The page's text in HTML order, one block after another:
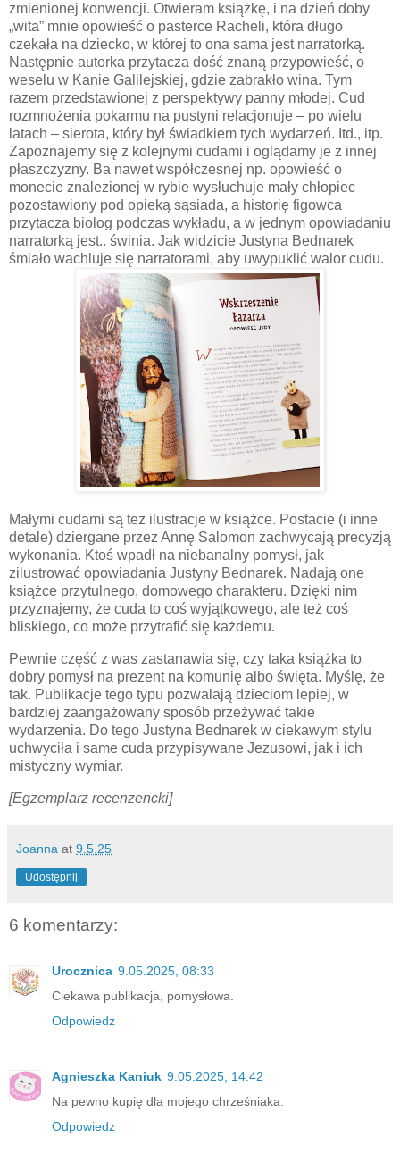
zmienionej konwencji. Otwieram książkę, i na dzień doby
„wita” mnie opowieść o pasterce Racheli, która długo
czekała na dziecko, w której to ona sama jest narratorką.
Następnie autorka przytacza dość znaną przypowieść, o
weselu w Kanie Galilejskiej, gdzie zabrakło wina. Tym
razem przedstawionej z perspektywy panny młodej. Cud
rozmnożenia pokarmu na pustyni relacjonuje – po wielu
latach – sierota, który był świadkiem tych wydarzeń. Itd., itp.
Zapoznajemy się z kolejnymi cudami i oglądamy je z innej
płaszczyzny. Ba nawet współczesnej np. opowieść o
monecie znalezionej w rybie wysłuchuje mały chłopiec
pozostawiony pod opieką sąsiada, a historię figowca
przytacza biolog podczas wykładu, a w jednym opowiadaniu
narratorką jest.. świnia. Jak widzicie Justyna Bednarek
śmiało wachluje się narratorami, aby uwypuklić walor cudu.
Małymi cudami są tez ilustracje w książce. Postacie (i inne
detale) dziergane przez Annę Salomon zachwycają precyzją
wykonania. Ktoś wpadł na niebanalny pomysł, jak
zilustrować opowiadania Justyny Bednarek. Nadają one
książce przytulnego, domowego charakteru. Dzięki nim
przyznajemy, że cuda to coś wyjątkowego, ale też coś
bliskiego, co może przytrafić się każdemu.
Pewnie część z was zastanawia się, czy taka książka to
dobry pomysł na prezent na komunię albo święta. Myślę, że
tak. Publikacje tego typu pozwalają dzieciom lepiej, w
bardziej zaangażowany sposób przeżywać takie
wydarzenia. Do tego Justyna Bednarek w ciekawym stylu
uchwyciła i same cuda przypisywane Jezusowi, jak i ich
mistyczny wymiar.
[Egzemplarz recenzencki]
Joanna at 9.5.25
Udostępnij
6 komentarzy:
Urocznica 9.05.2025, 08:33
Ciekawa publikacja, pomysłowa.
Odpowiedz
Agnieszka Kaniuk 9.05.2025, 14:42
Na pewno kupię dla mojego chrześniaka.
Odpowiedz